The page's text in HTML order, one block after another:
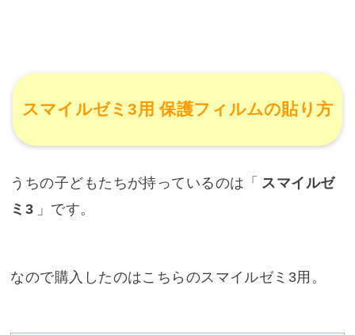
スマイルゼミ3用 保護フィルムの貼り方
うちの子どもたちが持っているのは「 スマイルゼ
ミ3 」です。
なので購入したのはこちらのスマイルゼミ3用。